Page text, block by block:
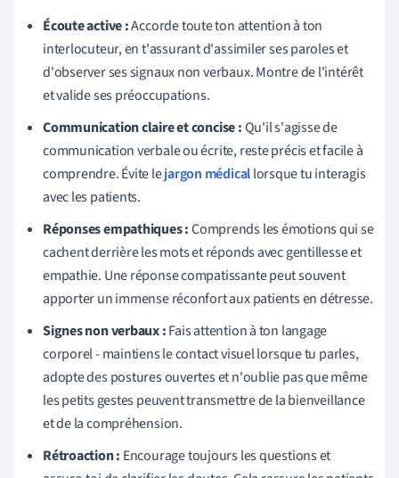
Écoute active :Accorde toute ton attention à ton
interlocuteur, en t'assurant d'assimiler ses paroles et
d'observer ses signaux non verbaux. Montre de l'intérêt
et valide ses préoccupations.
Communication claire et concise :Qu'il s'agisse de
communication verbale ou écrite, reste précis et facile à
comprendre. Évite lejargon médicallorsque tu interagis
avec les patients.
Réponses empathiques :Comprends les émotions qui se
cachent derrière les mots et réponds avec gentillesse et
empathie. Une réponse compatissante peut souvent
apporter un immense réconfort aux patients en détresse.
Signes non verbaux :Fais attention à ton langage
corporel - maintiens le contact visuel lorsque tu parles,
adopte des postures ouvertes et n'oublie pas que même
les petits gestes peuvent transmettre de la bienveillance
et de la compréhension.
Rétroaction : Encourage toujours les questions et